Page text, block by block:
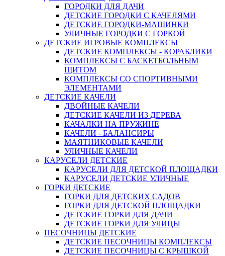
ГОРОДКИ ДЛЯ ДАЧИ
ДЕТСКИЕ ГОРОДКИ С КАЧЕЛЯМИ
ДЕТСКИЕ ГОРОДКИ-МАШИНКИ
УЛИЧНЫЕ ГОРОДКИ С ГОРКОЙ
ДЕТСКИЕ ИГРОВЫЕ КОМПЛЕКСЫ
ДЕТСКИЕ КОМПЛЕКСЫ - КОРАБЛИКИ
КОМПЛЕКСЫ С БАСКЕТБОЛЬНЫМ
ЩИТОМ
КОМПЛЕКСЫ СО СПОРТИВНЫМИ
ЭЛЕМЕНТАМИ
ДЕТСКИЕ КАЧЕЛИ
ДВОЙНЫЕ КАЧЕЛИ
ДЕТСКИЕ КАЧЕЛИ ИЗ ДЕРЕВА
КАЧАЛКИ НА ПРУЖИНЕ
КАЧЕЛИ - БАЛАНСИРЫ
МАЯТНИКОВЫЕ КАЧЕЛИ
УЛИЧНЫЕ КАЧЕЛИ
КАРУСЕЛИ ДЕТСКИЕ
КАРУСЕЛИ ДЛЯ ДЕТСКОЙ ПЛОЩАДКИ
КАРУСЕЛИ ДЕТСКИЕ УЛИЧНЫЕ
ГОРКИ ДЕТСКИЕ
ГОРКИ ДЛЯ ДЕТСКИХ САДОВ
ГОРКИ ДЛЯ ДЕТСКОЙ ПЛОЩАДКИ
ДЕТСКИЕ ГОРКИ ДЛЯ ДАЧИ
ДЕТСКИЕ ГОРКИ ДЛЯ УЛИЦЫ
ПЕСОЧНИЦЫ ДЕТСКИЕ
ДЕТСКИЕ ПЕСОЧНИЦЫ КОМПЛЕКСЫ
ДЕТСКИЕ ПЕСОЧНИЦЫ С КРЫШКОЙ